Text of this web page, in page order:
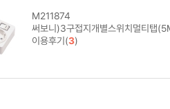
M211874
써보니)3구접지개별스위치멀티탭
이용후기(3)